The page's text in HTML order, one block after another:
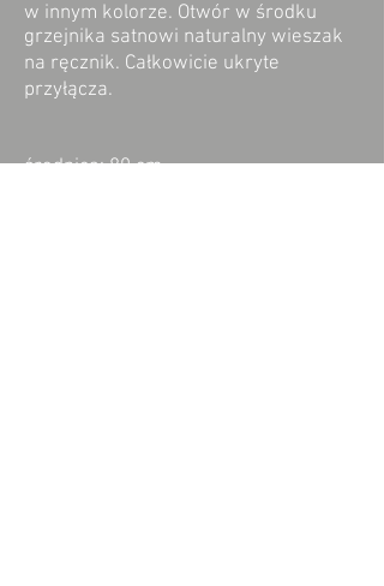
w innym kolorze. Otwór w środku
grzejnika satnowi naturalny wieszak
na ręcznik. Całkowicie ukryte
przyłącza.
średnica: 80 cm